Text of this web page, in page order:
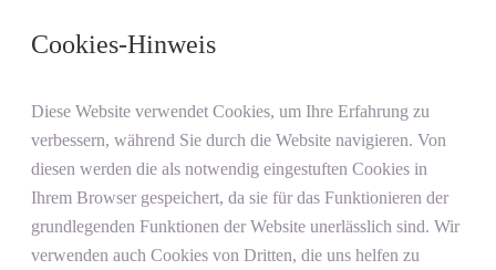
Cookies-Hinweis
Diese Website verwendet Cookies, um Ihre Erfahrung zu
verbessern, während Sie durch die Website navigieren. Von
diesen werden die als notwendig eingestuften Cookies in
Ihrem Browser gespeichert, da sie für das Funktionieren der
grundlegenden Funktionen der Website unerlässlich sind. Wir
verwenden auch Cookies von Dritten, die uns helfen zu